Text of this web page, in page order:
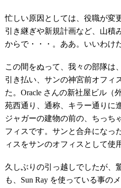
忙しい原因としては、役職が変
引き継ぎや新規計画など、山積
からで・・・。ああ。いいわけ
この間をぬって、我々の部隊は
引き払い、サンの神宮前オフィ
た。Oracle さんの新社屋ビル（
苑西通り、通称、キラー通りに
ジャガーの建物の前の、ちっち
フィスです。サンと合弁になっ
ィスをサンのオフィスとして使
久しぶりの引っ越しでしたが、
も、Sun Ray を使っている事の